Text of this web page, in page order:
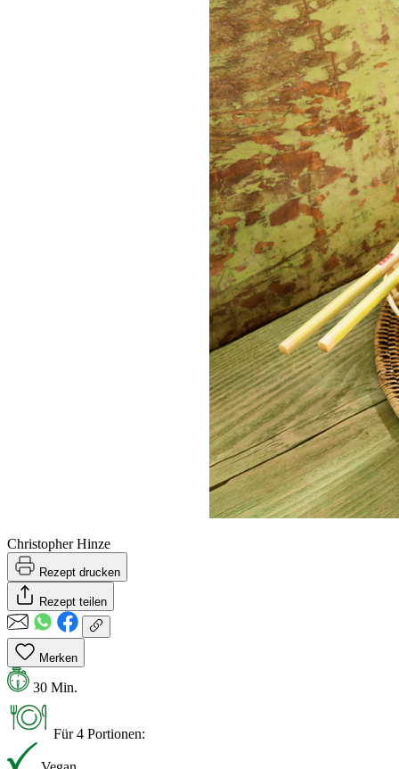
Christopher Hinze
Rezept drucken
Rezept teilen
Merken
30 Min.
Für 4 Portionen: